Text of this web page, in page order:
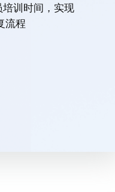
训时间，实现
流程